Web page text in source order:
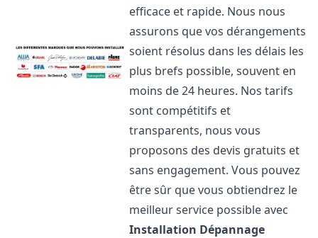
efficace et rapide. Nous nous
assurons que vos dérangements
soient résolus dans les délais les
plus brefs possible, souvent en
moins de 24 heures. Nos tarifs
sont compétitifs et
transparents, nous vous
proposons des devis gratuits et
sans engagement. Vous pouvez
être sûr que vous obtiendrez le
meilleur service possible avec
Installation Dépannage